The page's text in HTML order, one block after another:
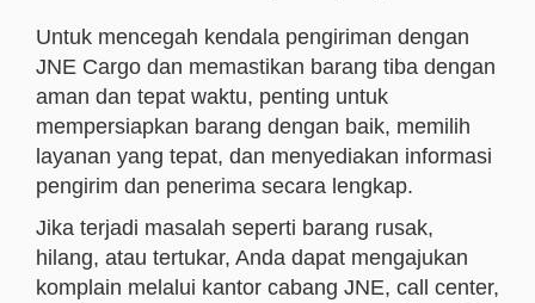
Untuk mencegah kendala pengiriman dengan
JNE Cargo dan memastikan barang tiba dengan
aman dan tepat waktu, penting untuk
mempersiapkan barang dengan baik, memilih
layanan yang tepat, dan menyediakan informasi
pengirim dan penerima secara lengkap.
Jika terjadi masalah seperti barang rusak,
hilang, atau tertukar, Anda dapat mengajukan
komplain melalui kantor cabang JNE, call center,